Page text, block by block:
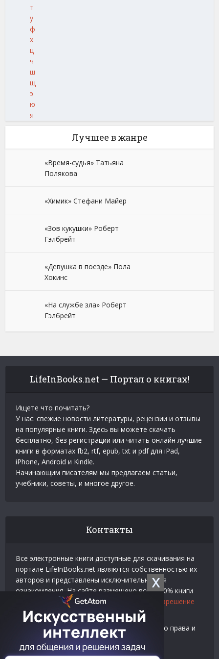
X
т
у
ф
х
ц
ч
ш
щ
э
ю
я
Лучшее в жанре
«Время-судья» Татьяна
Полякова
«Химик» Стефани Майер
«Зов кукушки» Роберт
Гэлбрейт
«Девушка в поезде» Пола
Хокинс
«На службе зла» Роберт
Гэлбрейт
LifeInBooks.net — Портал о книгах!
Ищете что почитать?
У нас: свежие новости литературы, рецензии и отзывы
на популярные книги. Здесь вы можете скачать
бесплатно, без регистрации или читать онлайн лучшие
книги в форматах fb2, rtf, epub, txt и pdf для iPad,
iPhone, Android и Kindle.
Начинающим писателям мы предлагаем статьи,
учебники, советы, и многое другое.
Контакты
Все электронные книги доступные для скачивания на
портале LifeInBooks.net являются собственностью их
авторов и представлены исключительно для
ознакомления. На сайте размещено всего 20% книги
взятой у нашего партнера Официальное разрешение
на использование материалов Litres.
Контакты для связи по вопросам авторского права и
рекламы:
E-mail:admin@lifeinbooks.net